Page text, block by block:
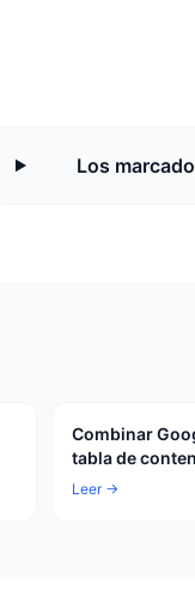
Los
Combinar
tabla de
Leer →